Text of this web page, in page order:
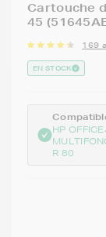
Cartouche
45
169
EN STOCK
HP
R 80